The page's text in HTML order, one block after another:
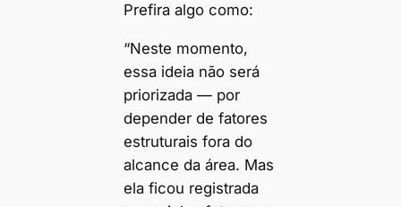
Prefira algo como:
“Neste momento,
essa ideia não será
priorizada — por
depender de fatores
estruturais fora do
alcance da área. Mas
ela ficou registrada